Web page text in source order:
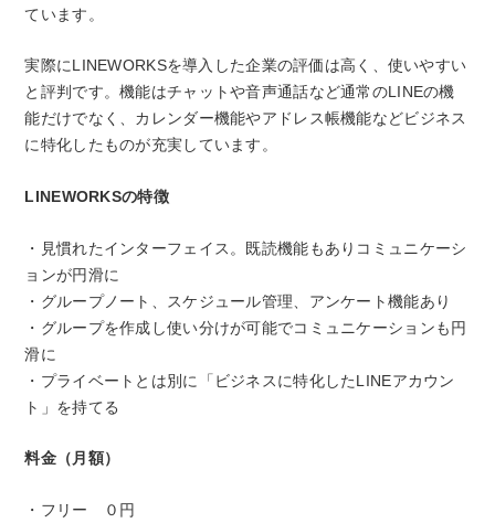
ています。
実際にLINEWORKSを導入した企業の評価は高く、使いやすい
と評判です。機能はチャットや音声通話など通常のLINEの機
能だけでなく、カレンダー機能やアドレス帳機能などビジネス
に特化したものが充実しています。
LINEWORKSの特徴
・見慣れたインターフェイス。既読機能もありコミュニケーシ
ョンが円滑に
・グループノート、スケジュール管理、アンケート機能あり
・グループを作成し使い分けが可能でコミュニケーションも円
滑に
・プライベートとは別に「ビジネスに特化したLINEアカウン
ト」を持てる
料金（月額）
・フリー ０円